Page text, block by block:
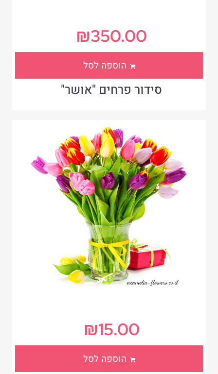
סידור פרחים "אושר"
₪350.00
הוספה לסל
₪15.00
הוספה לסל